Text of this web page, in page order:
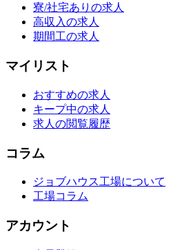
寮/社宅ありの求人
高収入の求人
期間工の求人
マイリスト
おすすめの求人
キープ中の求人
求人の閲覧履歴
コラム
ジョブハウス工場について
工場コラム
アカウント